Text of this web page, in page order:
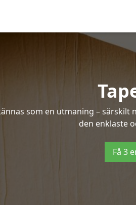
som en utmaning –
den enklaste
Få 3